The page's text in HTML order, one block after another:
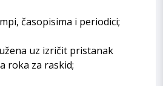
časopisima i periodici;
uz izričit pristanak
roka za raskid;